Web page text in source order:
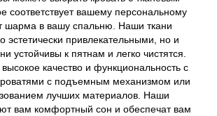
соответствует вашему персональному
шарма в вашу спальню. Наши ткани
эстетически привлекательными, но и
устойчивы к пятнам и легко чистятся.
качество и функциональность с
с подъемным механизмом или
лучших материалов. Наши
вам комфортный сон и обеспечат вам